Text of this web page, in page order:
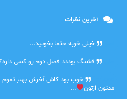
آخرین نظرات
خیلی خوبه حتما بخونید...
قشنگ بوددد فصل دوم رو کسی
خوب بود کاش آخرش بهتر
ممنون ازتون
...